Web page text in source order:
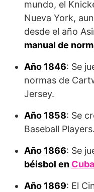
mundo, el
Nueva York,
desde el año
manual de
Año 1846: Se
normas de
Jersey.
Año 1858: Se
Base­ball Players.
Año 1866: Se
béisbol en Cuba
Año 1869: El